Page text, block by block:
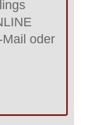
oder